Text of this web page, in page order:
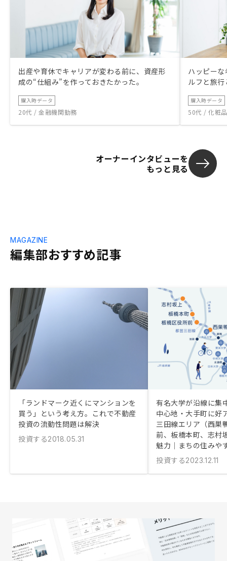
出産や育休でキャリアが変わる前に、資産形
成の“仕組み”を作っておきたかった。
購入時データ
20代 / 金融機関勤務
ハッピー
ルフと旅
購入時データ
50代 / 化粧
オーナーインタビューを
もっと見る
編集部おすすめ記事
MAGAZINE
「ランドマーク近くにマンションを
買う」という考え方。これで不動産
投資の流動性問題は解決
投資する2018.05.31
有名大学が沿線に集
中心地・大手町に好
三田線エリア（西巣
前、板橋本町、志村
魅力｜まちの住みや
投資する2023.12.11